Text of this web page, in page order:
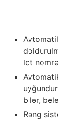
lot
bilər,
Rəng